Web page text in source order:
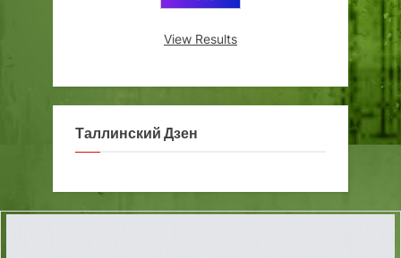
View Results
Таллинский Дзен